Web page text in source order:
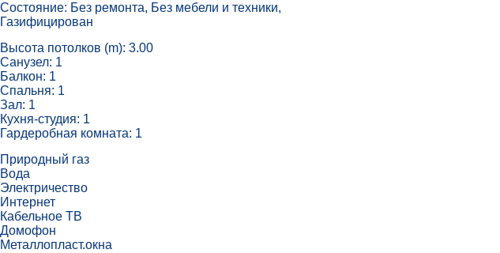
Состояние: Без ремонта, Без мебели и техники,
Газифицирован
Высота потолков (m): 3.00
Санузел: 1
Балкон: 1
Спальня: 1
Зал: 1
Кухня-студия: 1
Гардеробная комната: 1
Природный газ
Вода
Электричество
Интернет
Кабельное ТВ
Домофон
Металлопласт.окна